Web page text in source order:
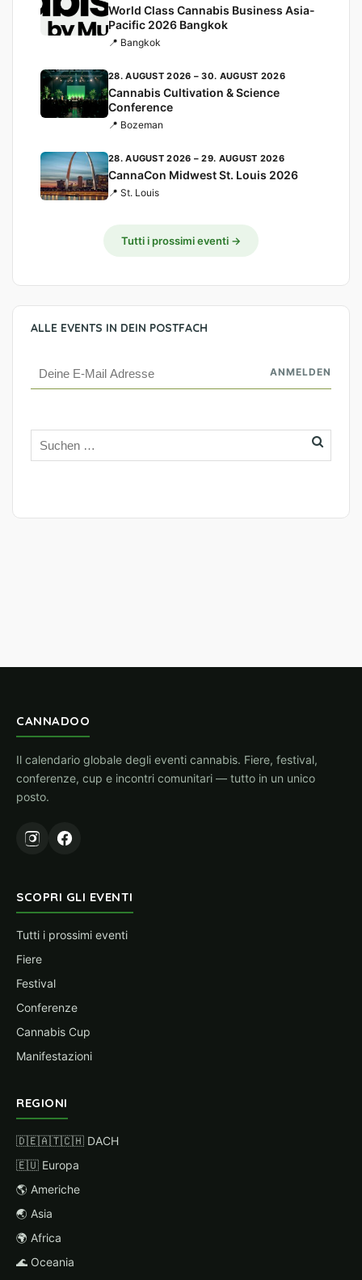
World Class Cannabis Business Asia-
Pacific 2026 Bangkok
📍 Bangkok
28. AUGUST 2026 – 30. AUGUST 2026
Cannabis Cultivation & Science
Conference
📍 Bozeman
28. AUGUST 2026 – 29. AUGUST 2026
CannaCon Midwest St. Louis 2026
📍 St. Louis
Tutti i prossimi eventi →
ALLE EVENTS IN DEIN POSTFACH
CANNADOO
Il calendario globale degli eventi cannabis. Fiere, festival,
conferenze, cup e incontri comunitari — tutto in un unico
posto.
SCOPRI GLI EVENTI
Tutti i prossimi eventi
Fiere
Festival
Conferenze
Cannabis Cup
Manifestazioni
REGIONI
🇩🇪🇦🇹🇨🇭 DACH
🇪🇺 Europa
🌎 Americhe
🌏 Asia
🌍 Africa
🌊 Oceania